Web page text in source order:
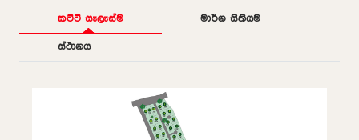
කට්ටි සැලැස්ම මාර්ග සිතියම
ස්ථානය